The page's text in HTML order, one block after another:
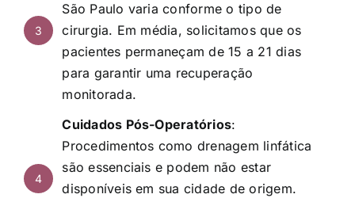
3
São Paulo varia conforme o tipo de
cirurgia. Em média, solicitamos que os
pacientes permaneçam de 15 a 21 dias
para garantir uma recuperação
monitorada.
4
Cuidados Pós-Operatórios:
Procedimentos como drenagem linfática
são essenciais e podem não estar
disponíveis em sua cidade de origem.